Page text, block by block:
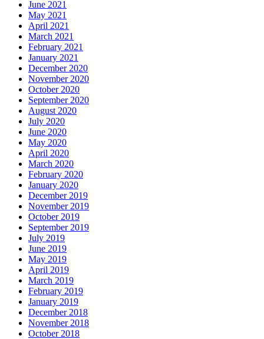
June 2021
May 2021
April 2021
March 2021
February 2021
January 2021
December 2020
November 2020
October 2020
September 2020
August 2020
July 2020
June 2020
May 2020
April 2020
March 2020
February 2020
January 2020
December 2019
November 2019
October 2019
September 2019
July 2019
June 2019
May 2019
April 2019
March 2019
February 2019
January 2019
December 2018
November 2018
October 2018